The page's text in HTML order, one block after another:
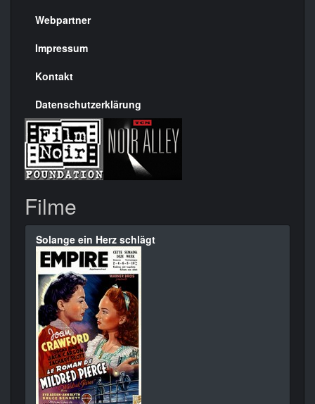
rechte
Seite
Webpartner
Impressum
Kontakt
Datenschutzerklärung
Filme
Solange ein Herz schlägt